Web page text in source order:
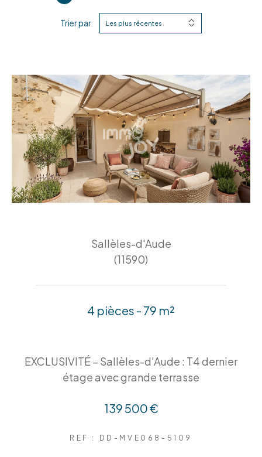
Trier par Les plus récentes
Sallèles-d'Aude
(11590)
4 pièces - 79 m²
EXCLUSIVITÉ – Sallèles-d'Aude : T4 dernier
étage avec grande terrasse
139 500 €
REF : DD-MVE068-5109